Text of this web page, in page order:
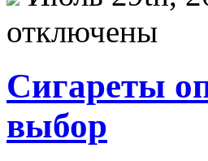
отключены
Сигареты
выбор